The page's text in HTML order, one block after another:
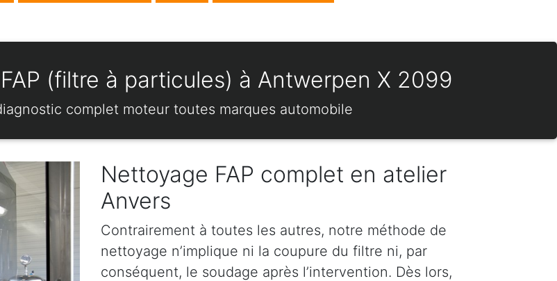
(filtre à particules) à Antwerpen X 2099
complet moteur toutes marques automobile
Nettoyage FAP complet en atelier
Anvers
Contrairement à toutes les autres, notre méthode de
nettoyage n’implique ni la coupure du filtre ni, par
conséquent, le soudage après l’intervention. Dès lors,